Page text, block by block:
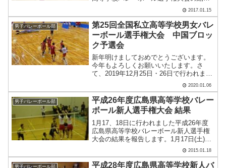
を報告します。1月14日2回戦 本校 2(25-
12 25-16)0 瀬戸内1月15日3回戦 本校
2(25-9 25-18).....
2017.01.15
男子バレーボール部
第25回全国私立高等学校男女バレ
ーボール選手権大会 中国ブロッ
ク予選会
新年明けましておめでとうございます。
今年もよろしくお願いいたします。さ
て、2019年12月25日・26日で行われまし
た第25回全国私立高等学校男女バレーボ
ール選手権大会 中国ブロック予選会の
ご報告をいたします。① 工大 － 関
西 （2-.....
2020.01.06
男子バレーボール部
平成26年度広島県高等学校バレー
ボール新人選手権大会 結果
1月17、18日に行われました平成26年度
広島県高等学校バレーボール新人選手権
大会の結果を報告します。1月17日(土)２
回戦 工大2(25-13 25-13)0尾道1月18日(日)
三回戦 工大2(25-20 25-14)0瀬戸内準々決
勝 工.....
2015.01.18
男子バレーボール部 平成28年度広島県高等学校新人バ